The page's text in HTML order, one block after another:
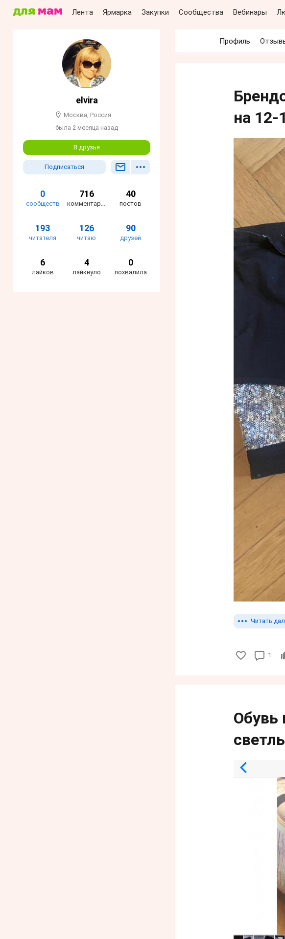
Лента Ярмарка Закупки Сообщества Вебинары
elvira
Москва, Россия
была 2 месяца назад
В друзья
Подписаться
0
сообществ
716
комментариев
40
постов
193
читателя
126
читаю
90
друзей
6
лайков
4
лайкнуло
0
похвалила
Профиль
на 12-
Читать
1
Обувь